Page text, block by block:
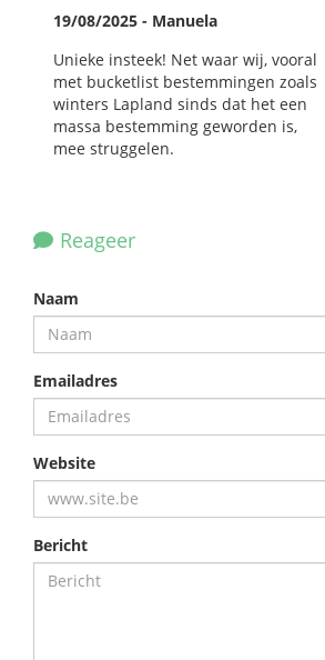
19/08/2025 - Manuela
Unieke insteek! Net waar wij, vooral
met bucketlist bestemmingen zoals
winters Lapland sinds dat het een
massa bestemming geworden is,
mee struggelen.
Reageer
Naam
Emailadres
Website
Bericht